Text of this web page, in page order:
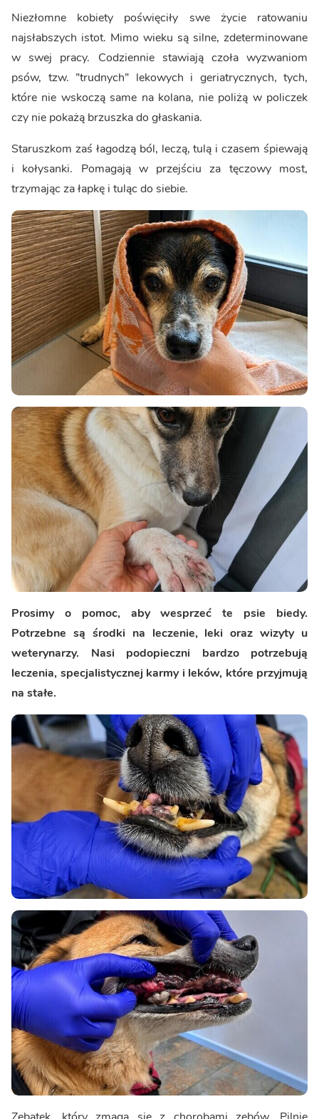
Niezłomne kobiety poświęciły swe życie ratowaniu
najsłabszych istot. Mimo wieku są silne, zdeterminowane
w swej pracy. Codziennie stawiają czoła wyzwaniom
psów, tzw. ”trudnych” lekowych i geriatrycznych, tych,
które nie wskoczą same na kolana, nie poliżą w policzek
czy nie pokażą brzuszka do głaskania.
Staruszkom zaś łagodzą ból, leczą, tulą i czasem śpiewają
i kołysanki. Pomagają w przejściu za tęczowy most,
trzymając za łapkę i tuląc do siebie.
Prosimy o pomoc, aby wesprzeć te psie biedy.
Potrzebne są środki na leczenie, leki oraz wizyty u
weterynarzy. Nasi podopieczni bardzo potrzebują
leczenia, specjalistycznej karmy i leków, które przyjmują
na stałe.